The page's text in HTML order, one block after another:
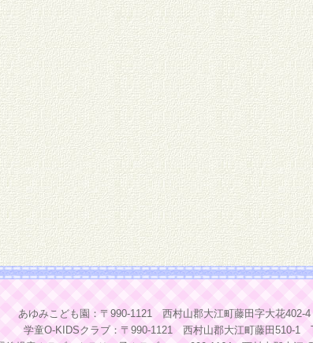
あゆみこども園：〒990-1121 西村山郡大江町藤田字大花
学童O-KIDSクラブ：〒990-1121 西村山郡大江町藤田510-1